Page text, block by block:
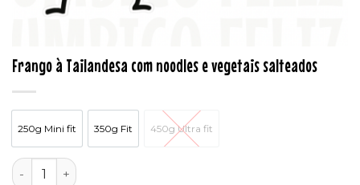
Frango à Tailandesa com noodles e vegetais salteados
250g Mini fit250g Mini fit
350g Fit350g Fit450g Ultra fit450g Ultra fit
Quantidade de Frango à Tailandesa com noodles e